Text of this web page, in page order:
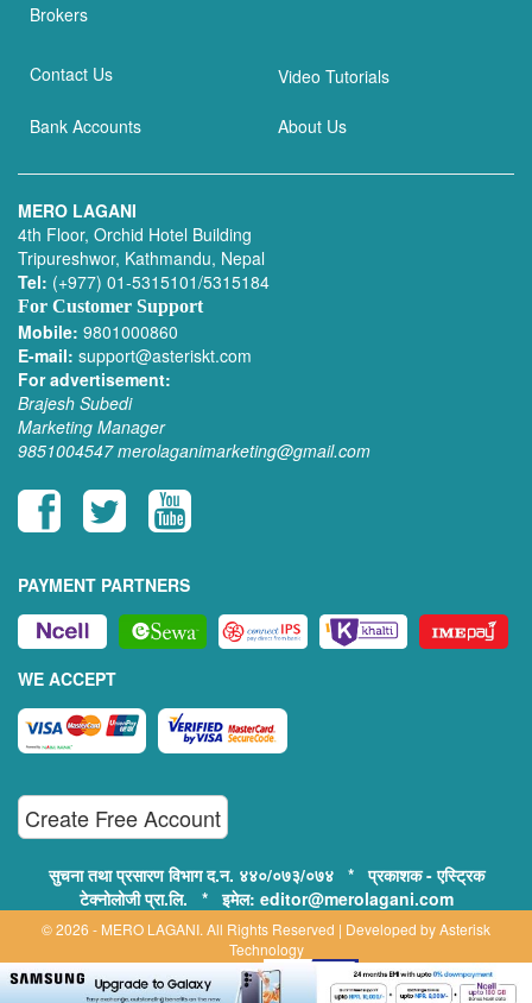
Brokers
Contact Us Video Tutorials
Bank Accounts About Us
MERO LAGANI
4th Floor, Orchid Hotel Building
Tripureshwor, Kathmandu, Nepal
Tel: (+977) 01-5315101/5315184
For Customer Support
Mobile: 9801000860
E-mail: support@asteriskt.com
For advertisement:
Brajesh Subedi
Marketing Manager
9851004547 merolaganimarketing@gmail.com
PAYMENT PARTNERS
WE ACCEPT
Create Free Account
सुचना तथा प्रसारण विभाग द.न. ४४०/०७३/०७४ * प्रकाशक - एस्ट्रिक
टेक्नोलोजी प्रा.लि. * इमेल: editor@merolagani.com
© 2026 - MERO LAGANI. All Rights Reserved | Developed byAsterisk
Technology
Supported By: